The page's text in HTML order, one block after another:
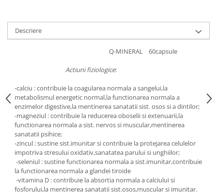
Descriere
Q-MINERAL 60capsule
Actiuni fiziologice:
-calciu : contribuie la coagularea normala a sangelui,la
metabolismul energetic normal,la functionarea normala a
enzimelor digestive,la mentinerea sanatatii sist. osos si a dintilor;
-magneziul : contribuie la reducerea oboselii si extenuarii,la
functionarea normala a sist. nervos si muscular,mentinerea
sanatatii psihice;
-zincul : sustine sist.imunitar si contribuie la protejarea celulelor
impotriva stresului oxidativ,sanatatea parului si unghiilor;
-seleniul : sustine functionarea normala a sist.imunitar,contribuie
la functionarea normala a glandei tiroide
-vitamina D : contribuie la absortia normala a calciului si
fosforului,la mentinerea sanatatii sist.osos,muscular si imunitar.